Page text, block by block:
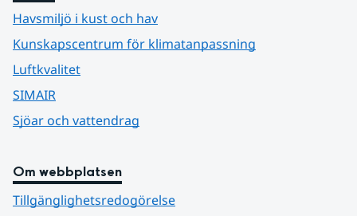
Havsmiljö i kust och hav
Kunskapscentrum för klimatanpassning
Luftkvalitet
SIMAIR
Sjöar och vattendrag
Om webbplatsen
Tillgänglighetsredogörelse